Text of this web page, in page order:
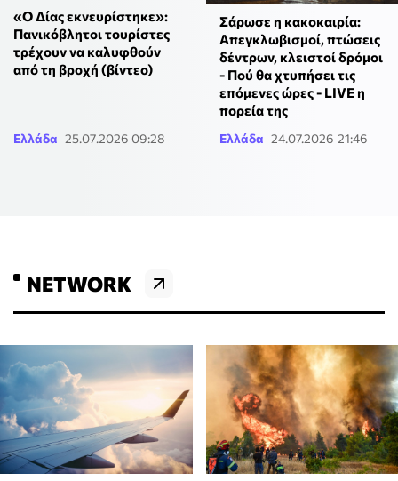
«Ο Δίας εκνευρίστηκε»:
Πανικόβλητοι τουρίστες
τρέχουν να καλυφθούν
από τη βροχή (βίντεο)
Ελλάδα 25.07.2026 09:28
Σάρωσε η κακοκαιρία:
Απεγκλωβισμοί, πτώσεις
δέντρων, κλειστοί δρόμοι
- Πού θα χτυπήσει τις
επόμενες ώρες - LIVE η
πορεία της
Ελλάδα 24.07.2026 21:46
NETWORK